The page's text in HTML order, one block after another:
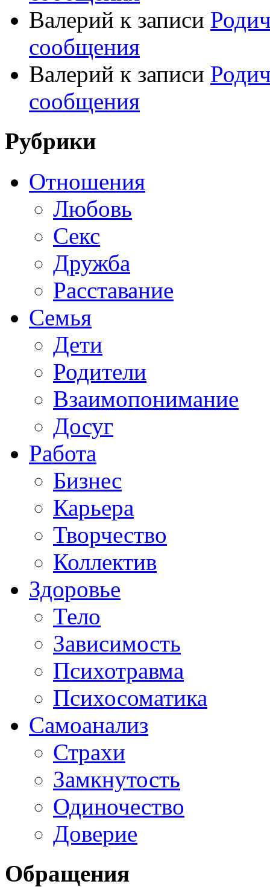
Валерий к записи
сообщения
Валерий к записи
сообщения
Рубрики
Отношения
Любовь
Секс
Дружба
Расставание
Семья
Дети
Родители
Взаимопонимание
Досуг
Работа
Бизнес
Карьера
Творчество
Коллектив
Здоровье
Тело
Зависимость
Психотравма
Психосоматика
Самоанализ
Страхи
Замкнутость
Одиночество
Доверие
Обращения